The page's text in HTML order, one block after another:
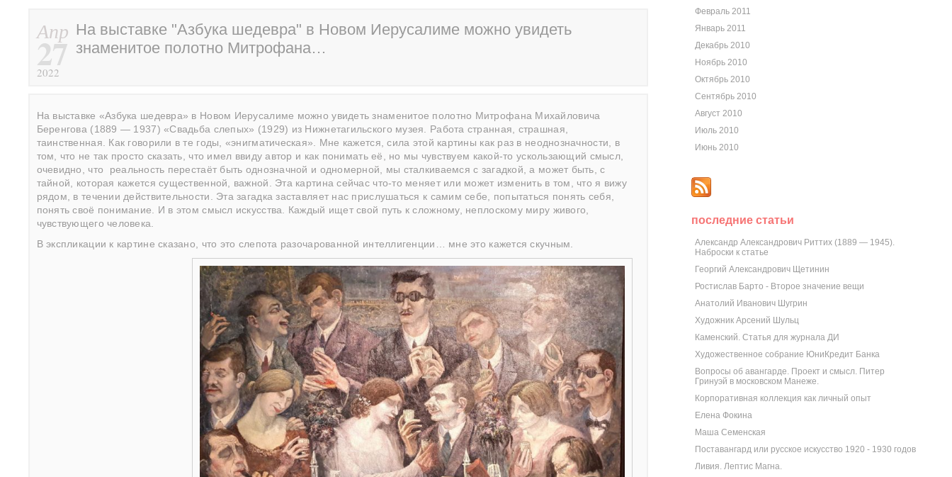
Апр
27
2022
На выставке "Азбука шедевра" в Новом Иерусалиме можно увидеть
знаменитое полотно Митрофана…
На выставке «Азбука шедевра» в Новом Иерусалиме можно увидеть знаменитое полотно Митрофана Михайловича
Беренгова (1889 — 1937) «Свадьба слепых» (1929) из Нижнетагильского музея. Работа странная, страшная,
таинственная. Как говорили в те годы, «энигматическая». Мне кажется, сила этой картины как раз в неоднозначности, в
том, что не так просто сказать, что имел ввиду автор и как понимать её, но мы чувствуем какой-то ускользающий смысл,
очевидно, что
реальность перестаёт быть однозначной и одномерной, мы сталкиваемся с загадкой, а может быть, с
тайной, которая кажется существенной, важной. Эта картина сейчас что-то меняет или может изменить в том, что я вижу
рядом, в течении действительности. Эта загадка заставляет нас прислушаться к самим себе, попытаться понять себя,
понять своё понимание. И в этом смысл искусства. Каждый ищет свой путь к сложному, неплоскому миру живого,
чувствующего человека.
В экспликации к картине сказано, что это слепота разочарованной интеллигенции… мне это кажется скучным.
Февраль 2011
Январь 2011
Декабрь 2010
Ноябрь 2010
Октябрь 2010
Сентябрь 2010
Август 2010
Июль 2010
Июнь 2010
последние статьи
Александр Александрович Риттих (1889 — 1945).
Наброски к статье
Георгий Александрович Щетинин
Ростислав Барто - Второе значение вещи
Анатолий Иванович Шугрин
Художник Арсений Шульц
Каменский. Статья для журнала ДИ
Художественное собрание ЮниКредит Банка
Вопросы об авангарде. Проект и смысл. Питер
Гринуэй в московском Манеже.
Корпоративная коллекция как личный опыт
Елена Фокина
Маша Семенская
Поставангард или русское искусство 1920 - 1930 годов
Ливия. Лептис Магна.